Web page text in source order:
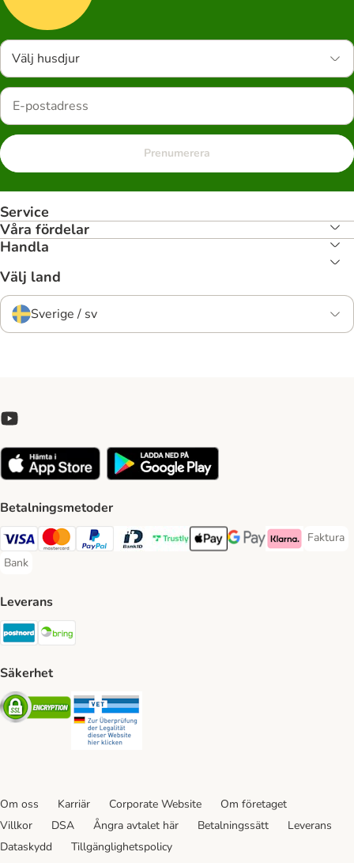
Välj husdjur
Prenumerera
Service
Våra fördelar
Handla
Välj land
Sverige / sv
Betalningsmetoder
Visa Payment Method
Mastercard Payment Method
PayPal Payment Method
BankID Payment Method
Trustly Payment Method
Apple Pay Payment Method
Googple Pay Payment
Klarna Payment
Faktura
Faktura
Bank
Bank Payment Method
Leverans
Postnord Shipping Method
Säkerhet
Security
Om oss Karriär Corporate Website
Om företaget
Villkor
DSA Ångra avtalet här Betalningssätt
Leverans
Dataskydd
Tillgänglighetspolicy